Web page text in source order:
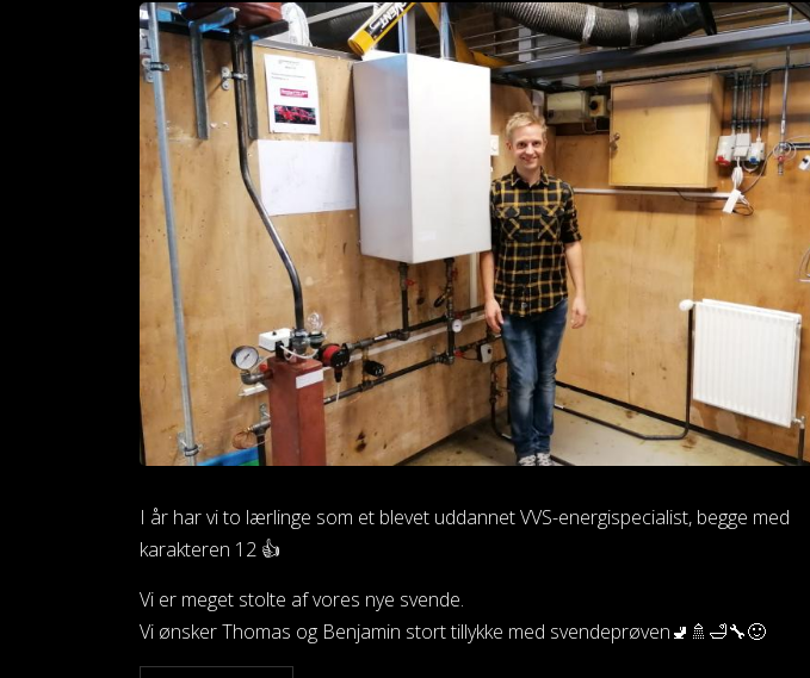
I år har vi to lærlinge som et blevet uddannet VVS-energispecialist, begge med
karakteren 12 👍
Vi er meget stolte af vores nye svende.
Vi ønsker Thomas og Benjamin stort tillykke med svendeprøven🚽🚿🛁🔧🙂